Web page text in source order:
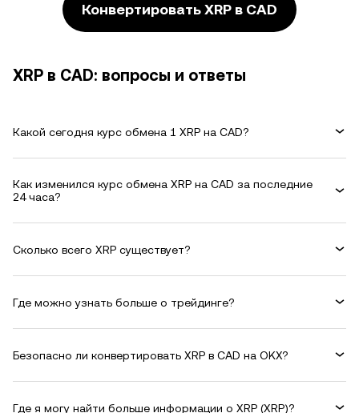
Конвертировать XRP в CAD
XRP в CAD: вопросы и ответы
Какой сегодня курс обмена 1 XRP на CAD?
Как изменился курс обмена XRP на CAD за последние
24 часа?
Сколько всего XRP существует?
Где можно узнать больше о трейдинге?
Безопасно ли конвертировать XRP в CAD на OKX?
Где я могу найти больше информации о XRP (XRP)?